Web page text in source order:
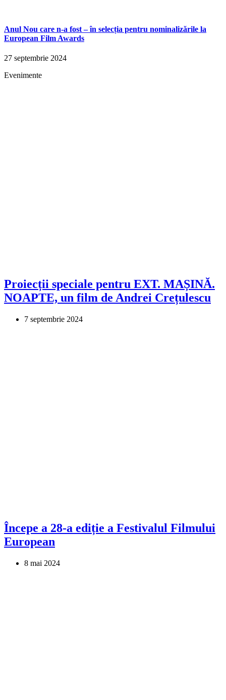
Anul Nou care n-a fost – în selecția pentru nominalizările la
European Film Awards
27 septembrie 2024
Evenimente
Proiecții speciale pentru EXT. MAȘINĂ.
NOAPTE, un film de Andrei Crețulescu
7 septembrie 2024
Începe a 28-a ediție a Festivalul Filmului
European
8 mai 2024